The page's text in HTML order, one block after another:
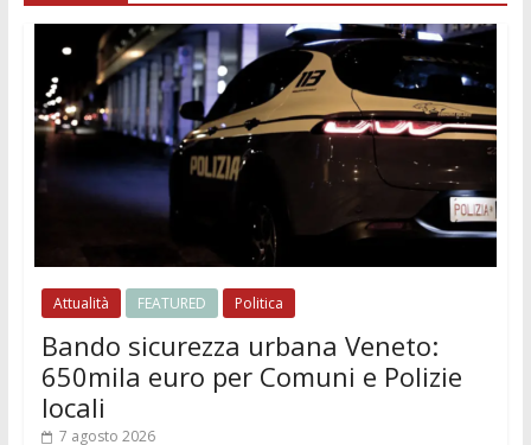
Attualità FEATURED Politica
Bando sicurezza urbana Veneto:
650mila euro per Comuni e Polizie
locali
7 agosto 2026